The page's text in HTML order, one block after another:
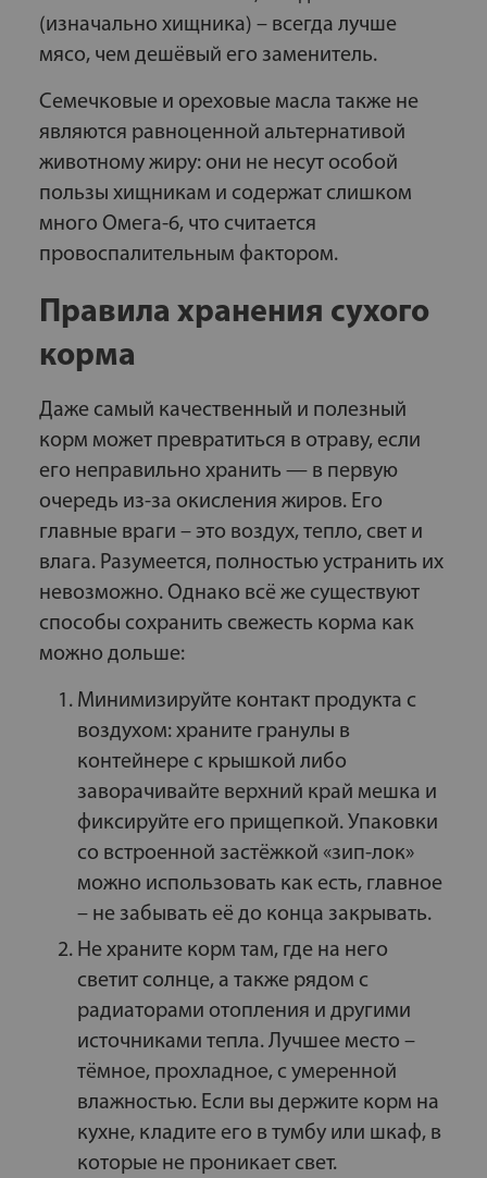
(изначально хищника) – всегда лучше
мясо, чем дешёвый его заменитель.
Семечковые и ореховые масла также не
являются равноценной альтернативой
животному жиру: они не несут особой
пользы хищникам и содержат слишком
много Омега-6, что считается
провоспалительным фактором.
Правила хранения сухого
корма
Даже самый качественный и полезный
корм может превратиться в отраву, если
его неправильно хранить — в первую
очередь из-за окисления жиров. Его
главные враги – это воздух, тепло, свет и
влага. Разумеется, полностью устранить их
невозможно. Однако всё же существуют
способы сохранить свежесть корма как
можно дольше:
Минимизируйте контакт продукта с
воздухом: храните гранулы в
контейнере с крышкой либо
заворачивайте верхний край мешка и
фиксируйте его прищепкой. Упаковки
со встроенной застёжкой «зип-лок»
можно использовать как есть, главное
– не забывать её до конца закрывать.
Не храните корм там, где на него
светит солнце, а также рядом с
радиаторами отопления и другими
источниками тепла. Лучшее место –
тёмное, прохладное, с умеренной
влажностью. Если вы держите корм на
кухне, кладите его в тумбу или шкаф, в
которые не проникает свет.